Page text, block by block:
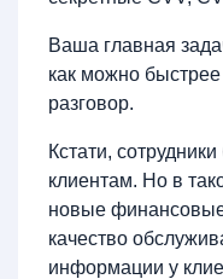
Ваша главная
как можно
разговор.
Кстати,
клиентам. Но в
новые
качество
информации у